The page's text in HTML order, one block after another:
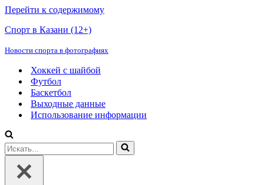
Перейти к содержимому
Спорт в Казани (12+)
Новости спорта в фотографиях
Хоккей с шайбой
Футбол
Баскетбол
Выходные данные
Использование информации
Искать...